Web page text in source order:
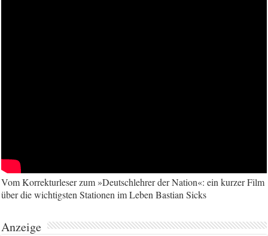
Vom Korrekturleser zum »Deutschlehrer der Nation«: ein kurzer Film
über die wichtigsten Stationen im Leben Bastian Sicks
Anzeige